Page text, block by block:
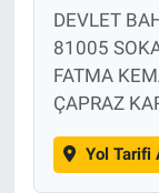
DEVLET
81005
FATMA
ÇAPRAZ
Yol Tarifi